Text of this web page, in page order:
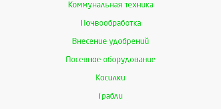
Коммунальная техника
Почвообработка
Внесение удобрений
Посевное оборудование
Косилки
Грабли